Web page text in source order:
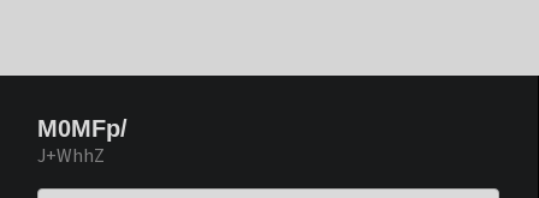
M0MFp/
J+WhhZ